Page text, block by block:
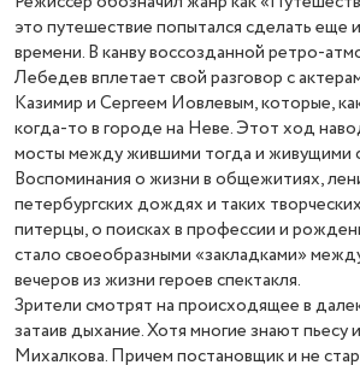
это путешествие попытался сделать еще
времени. В канву воссозданной ретро-
Лебедев вплетает свой разговор с
Казимир и Сергеем Иовлевым, которые,
когда-то в городе на Неве. Этот ход
мосты между жившими тогда и живущими
Воспоминания о жизни в общежитиях,
петербургских дождях и таких
питерцы, о поисках в профессии и
стало своеобразными «закладками»
вечеров из жизни героев спектакля.
Зрители смотрят на происходящее в
затаив дыхание. Хотя многие знают
Михалкова. Причем постановщик и не